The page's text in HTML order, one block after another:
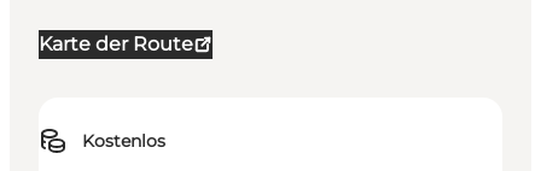
Karte der Route
Kostenlos